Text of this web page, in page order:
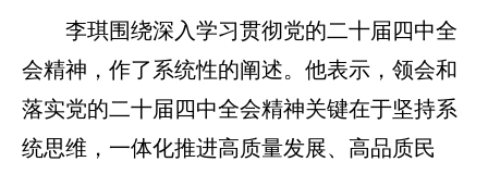
李琪围绕深入学习贯彻党的二十届四中全
会精神，作了系统性的阐述。他表示，领会和
落实党的二十届四中全会精神关键在于坚持系
统思维，一体化推进高质量发展、高品质民